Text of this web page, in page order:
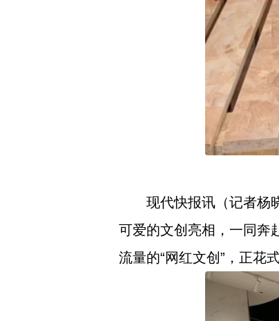
现代快报讯（记者杨
可爱的文创亮相，一同奔
流量的“网红文创”，正花式